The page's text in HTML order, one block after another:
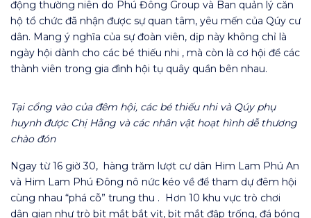
động thường niên do Phú Đông Group và Ban quản lý căn
hộ tổ chức đã nhận được sự quan tâm, yêu mến của Qúy cư
dân. Mang ý nghĩa của sự đoàn viên, dịp này không chỉ là
ngày hội dành cho các bé thiếu nhi , mà còn là cơ hội để các
thành viên trong gia đình hội tụ quây quần bên nhau.
Tại cổng vào của đêm hội, các bé thiếu nhi và Qúy phụ
huynh được Chị Hằng và các nhân vật hoạt hình dễ thương
chào đón
Ngay từ 16 giờ 30, hàng trăm lượt cư dân Him Lam Phú An
và Him Lam Phú Đông nô nức kéo về để tham dự đêm hội
cùng nhau “phá cỗ” trung thu . Hơn 10 khu vực trò chơi
dân gian như trò bịt mắt bắt vịt, bịt mắt đập trống, đá bóng